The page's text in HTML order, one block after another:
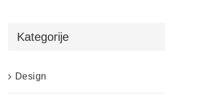
Kategorije
Design